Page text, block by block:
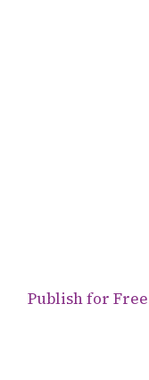
Publish for Free